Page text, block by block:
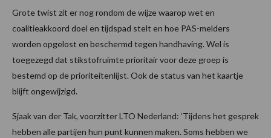
Grote twist zit er nog rondom de wijze waarop wet en
coalitieakkoord doel en tijdspad stelt en hoe PAS-melders
worden opgelost en beschermd tegen handhaving. Wel is
toegezegd dat stikstofruimte prioritair voor deze groep is
bestemd op de prioriteitenlijst. Ook de status van het kaartje
blijft ongewijzigd.
Sjaak van der Tak, voorzitter LTO Nederland: ‘Tijdens het gesprek
hebben alle partijen hun punt kunnen maken. Soms hebben we